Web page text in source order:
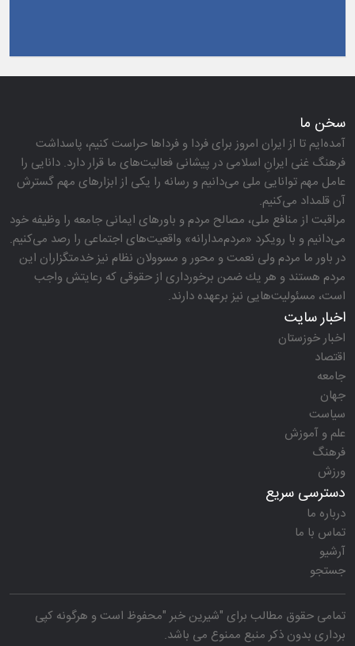
سخن ما
آمده‌ایم تا از ایران امروز برای فردا و فرداها حراست كنیم، پاسداشت
فرهنگ غنی ایرانِ اسلامی در پیشانی فعالیت‌های ما قرار دارد. دانایی را
عامل مهم توانایی ملی می‌دانیم و رسانه را یكی از ابزارهای مهم گسترش
آن قلمداد می‌كنیم.
مراقبت از منافع ملی، مصالح مردم و باورهای ایمانی جامعه را وظیفه خود
می‌دانیم و با رویكرد «مردم‌مدارانه‌» واقعیت‌های اجتماعی را رصد می‌كنیم.
در باور ما مردم ولی نعمت و محور و مسوولان نظام نیز خدمتگزاران این
مردم هستند و هر یك ضمن برخورداری از حقوقی كه رعایتش واجب
است، مسئولیت‌هایی نیز برعهده دارند.
اخبار سایت
اخبار خوزستان
اقتصاد
جامعه
جهان
سیاست
علم و آموزش
فرهنگ
ورزش
دسترسی سریع
درباره ما
تماس با ما
آرشیو
جستجو
تمامی حقوق مطالب برای "شیرین خبر"محفوظ است و هرگونه کپی
برداری بدون ذکر منبع ممنوع می باشد.